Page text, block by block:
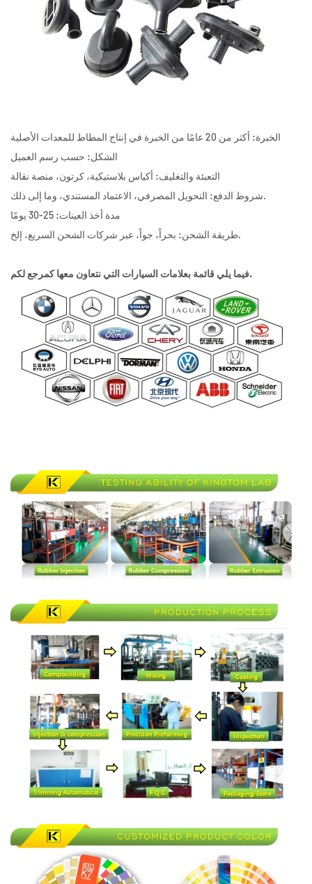
الخبرة: أكثر من 20 عامًا من الخبرة في إنتاج المطاط للمعدات الأصلية
الشكل: حسب رسم العميل
التعبئة والتغليف: أكياس بلاستيكية، كرتون، منصة نقالة
شروط الدفع: التحويل المصرفي، الاعتماد المستندي، وما إلى ذلك.
مدة أخذ العينات: 25-30 يومًا
طريقة الشحن: بحراً، جواً، عبر شركات الشحن السريع، إلخ.
فيما يلي قائمة بعلامات السيارات التي نتعاون معها كمرجع لكم.